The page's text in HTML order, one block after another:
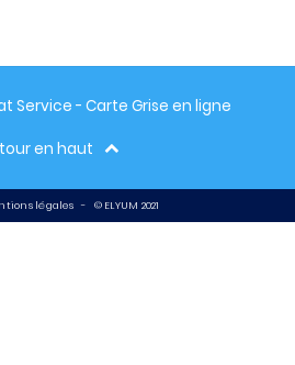
Service - Carte Grise en ligne
en haut
légales - © ELYUM 2021